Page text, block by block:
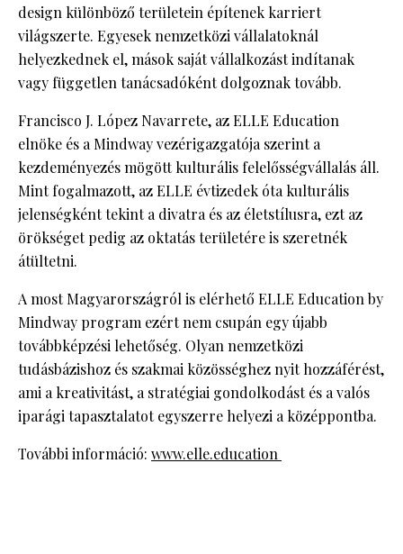
design különböző területein építenek karriert
világszerte. Egyesek nemzetközi vállalatoknál
helyezkednek el, mások saját vállalkozást indítanak
vagy független tanácsadóként dolgoznak tovább.
Francisco J. López Navarrete, az ELLE Education
elnöke és a Mindway vezérigazgatója szerint a
kezdeményezés mögött kulturális felelősségvállalás áll.
Mint fogalmazott, az ELLE évtizedek óta kulturális
jelenségként tekint a divatra és az életstílusra, ezt az
örökséget pedig az oktatás területére is szeretnék
átültetni.
A most Magyarországról is elérhető ELLE Education by
Mindway program ezért nem csupán egy újabb
továbbképzési lehetőség. Olyan nemzetközi
tudásbázishoz és szakmai közösséghez nyit hozzáférést,
ami a kreativitást, a stratégiai gondolkodást és a valós
iparági tapasztalatot egyszerre helyezi a középpontba.
További információ: www.elle.education